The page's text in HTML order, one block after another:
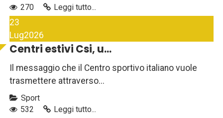
270
Leggi tutto...
23
Lug2026
Centri estivi Csi, u...
Il messaggio che il Centro sportivo italiano vuole
trasmettere attraverso...
Sport
532
Leggi tutto...